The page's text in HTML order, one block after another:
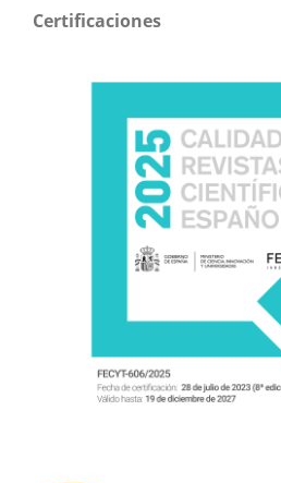
Certificaciones